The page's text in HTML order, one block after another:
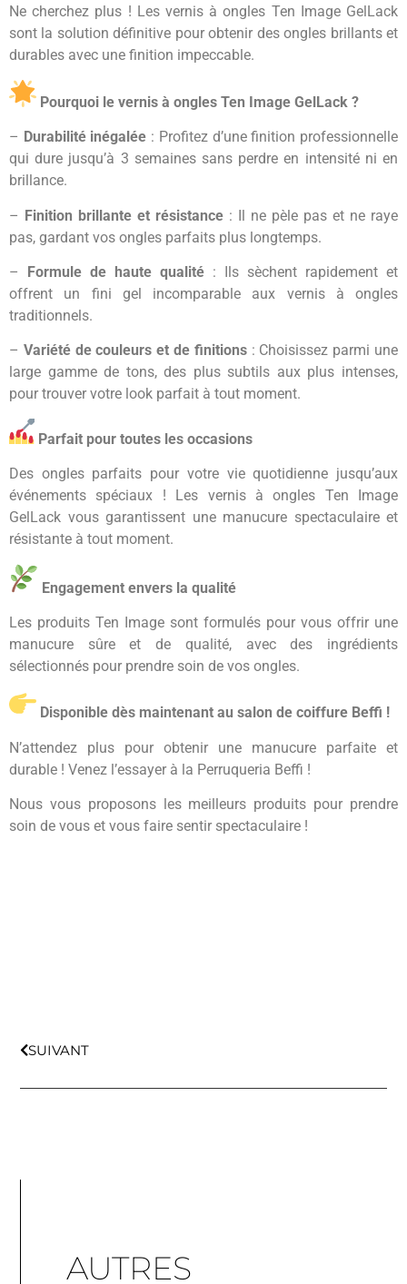
Ne cherchez plus ! Les vernis à ongles Ten Image GelLack
sont la solution définitive pour obtenir des ongles brillants et
durables avec une finition impeccable.
Pourquoi le vernis à ongles Ten Image GelLack ?
– Durabilité inégalée : Profitez d’une finition professionnelle
qui dure jusqu’à 3 semaines sans perdre en intensité ni en
brillance.
– Finition brillante et résistance : Il ne pèle pas et ne raye
pas, gardant vos ongles parfaits plus longtemps.
– Formule de haute qualité : Ils sèchent rapidement et
offrent un fini gel incomparable aux vernis à ongles
traditionnels.
– Variété de couleurs et de finitions: Choisissez parmi une
large gamme de tons, des plus subtils aux plus intenses,
pour trouver votre look parfait à tout moment.
Parfait pour toutes les occasions
Des ongles parfaits pour votre vie quotidienne jusqu’aux
événements spéciaux ! Les vernis à ongles Ten Image
GelLack vous garantissent une manucure spectaculaire et
résistante à tout moment.
Engagement envers la qualité
Les produits Ten Image sont formulés pour vous offrir une
manucure sûre et de qualité, avec des ingrédients
sélectionnés pour prendre soin de vos ongles.
Disponible dès maintenant au salon de coiffure Beffi !
N’attendez plus pour obtenir une manucure parfaite et
durable ! Venez l’essayer à la Perruqueria Beffi !
Nous vous proposons les meilleurs produits pour prendre
soin de vous et vous faire sentir spectaculaire !
SUIVANT
AUTRES